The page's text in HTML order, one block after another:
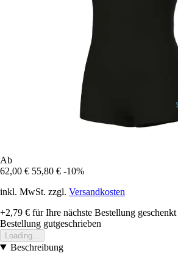
Ab
62,00 € 55,80 € -10%
inkl. MwSt. zzgl. Versandkosten
+2,79 € für Ihre nächste Bestellung geschenkt
Bestellung gutgeschrieben
Loading...
Beschreibung